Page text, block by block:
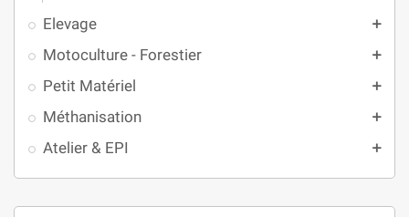
Elevage add
Motoculture - Forestier add
Petit Matériel add
Méthanisation add
Atelier & EPI add
(1 avis)